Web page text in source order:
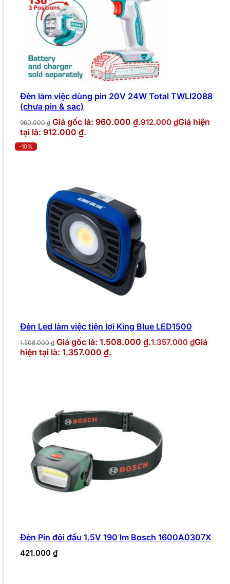
Đèn làm việc dùng pin 20V 24W Total TWLI2088
(chưa pin & sạc)
960.000₫ Giá gốc là: 960.000 ₫.912.000 ₫Giá hiện
tại là: 912.000 ₫.
-10%
Đèn Led làm việc tiện lợi King Blue LED1500
1.508.000₫ Giá gốc là: 1.508.000 ₫.1.357.000 ₫Giá
hiện tại là: 1.357.000 ₫.
Đèn Pin đội đầu 1.5V 190 lm Bosch 1600A0307X
421.000 ₫